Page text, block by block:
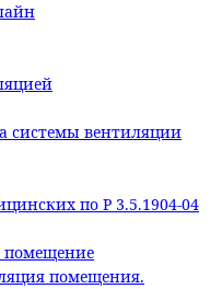
системы вентиляции
по Р 3.5.1904-04
помещение
помещения.